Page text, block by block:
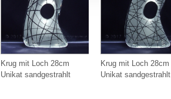
Krug mit Loch 28cm
Unikat sandgestrahlt
Krug mit Loch 28cm
Unikat sandgestrahlt